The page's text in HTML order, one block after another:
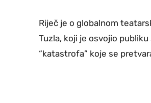
Riječ je o globalnom
Tuzla, koji je osvojio
“katastrofa” koje se